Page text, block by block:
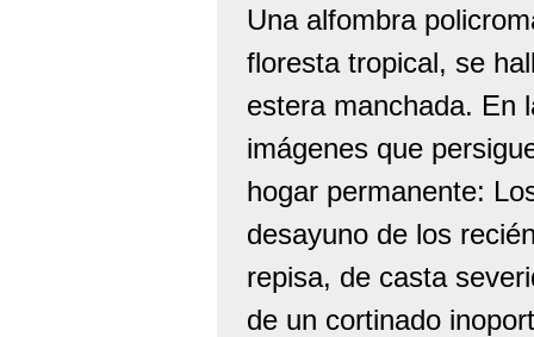
Una alfombra
floresta tropical, se
estera manchada. En
imágenes que
hogar permanente:
desayuno de los
repisa, de casta
de un cortinado